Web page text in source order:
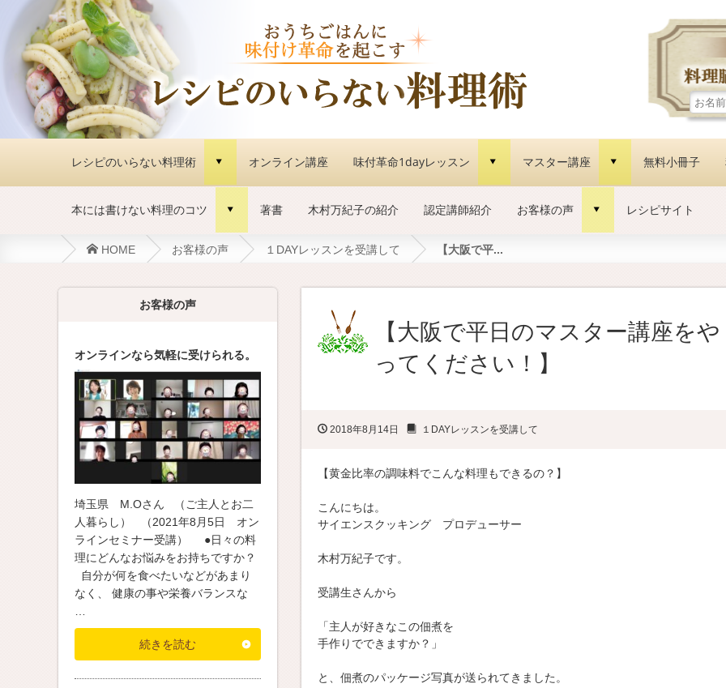
レシピのいらない料理術 d オンライン講座 味付革命1dayレッスン d マスター講座 d 無料小冊子
本には書けない料理のコツ d 著書 木村万紀子の紹介 認定講師紹介 お客様の声 d レシピサイト
HOME お客様の声 １DAYレッスンを受講して 【大阪で平...
【大阪で平日のマスター講座をや
ってください！】
2018年8月14日 １DAYレッスンを受講して
【黄金比率の調味料でこんな料理もできるの？】
こんにちは。
サイエンスクッキング プロデューサー
木村万紀子です。
受講生さんから
「主人が好きなこの佃煮を
手作りでできますか？」
と、佃煮のパッケージ写真が送られてきました。
お客様の声
オンラインなら気軽に受けられる。
埼玉県 M.Oさん （ご主人とお二
人暮らし） （2021年8月5日 オン
ラインセミナー受講） ●日々の料
理にどんなお悩みをお持ちですか？
自分が何を食べたいなどがあまり
なく、 健康の事や栄養バランスな
続きを読む